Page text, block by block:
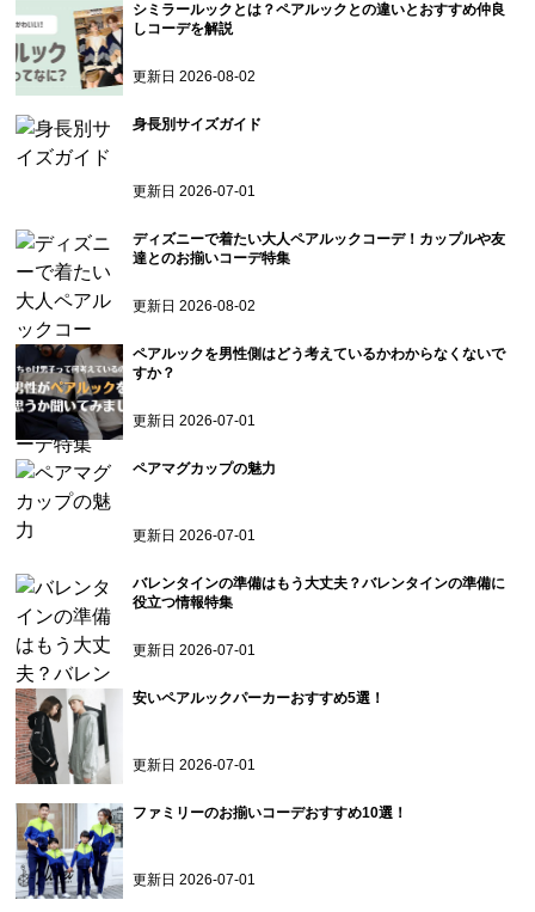
シミラールックとは？ペアルックとの違いとおすすめ仲良
しコーデを解説
更新日2026-08-02
身長別サイズガイド
更新日2026-07-01
ディズニーで着たい大人ペアルックコーデ！カップルや友
達とのお揃いコーデ特集
更新日2026-08-02
ペアルックを男性側はどう考えているかわからなくないで
すか？
更新日2026-07-01
ペアマグカップの魅力
更新日2026-07-01
バレンタインの準備はもう大丈夫？バレンタインの準備に
役立つ情報特集
更新日2026-07-01
安いペアルックパーカーおすすめ5選！
更新日2026-07-01
ファミリーのお揃いコーデおすすめ10選！
更新日2026-07-01